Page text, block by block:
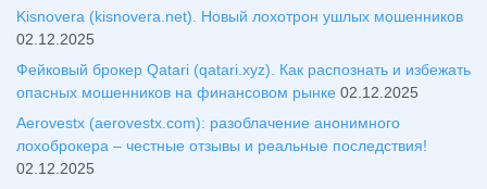
Kisnovera (kisnovera.net). Новый лохотрон ушлых мошенников
02.12.2025
Фейковый брокер Qatari (qatari.xyz). Как распознать и избежать
опасных мошенников на финансовом рынке 02.12.2025
Aerovestx (aerovestx.com): разоблачение анонимного
лохоброкера – честные отзывы и реальные последствия!
02.12.2025